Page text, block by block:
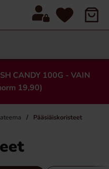
CANDY 100G - VAIN
19,90)
Pääsiäiskoristeet